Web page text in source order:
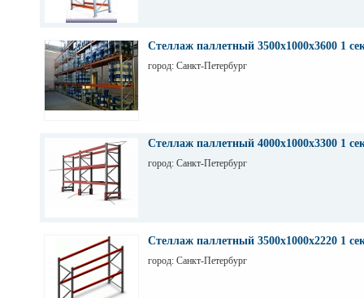
Стеллаж паллетный 3500х1000х3600 1
город: Санкт-Петербург
Стеллаж паллетный 4000х1000х3300 1
город: Санкт-Петербург
Стеллаж паллетный 3500х1000х2220 1
город: Санкт-Петербург